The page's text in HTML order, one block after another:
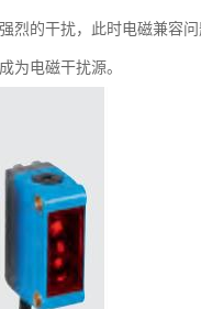
烈的干扰，此时电磁兼容
为电磁干扰源。